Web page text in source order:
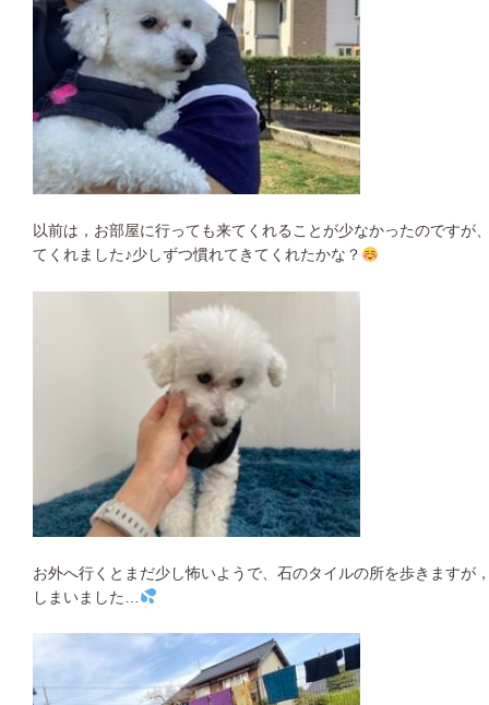
以前は，お部屋に行っても来てくれることが少なかったのですが
てくれました♪少しずつ慣れてきてくれたかな？
お外へ行くとまだ少し怖いようで、石のタイルの所を歩きますが
しまいました…